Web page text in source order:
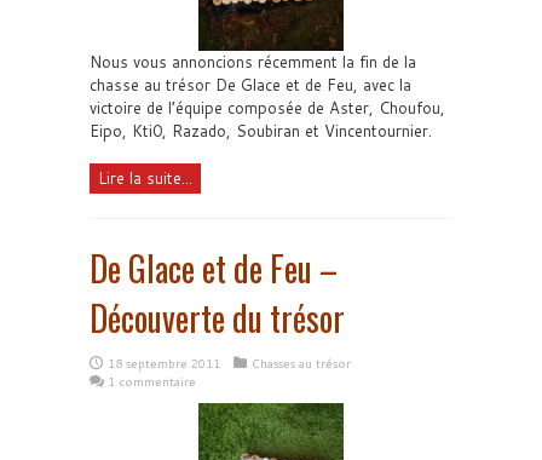
Nous vous annoncions récemment la fin de la
chasse au trésor De Glace et de Feu, avec la
victoire de l’équipe composée de Aster, Choufou,
Eipo, Kti0, Razado, Soubiran et Vincentournier.
Lire la suite...
De Glace et de Feu –
Découverte du trésor
18 septembre 2011
Chasses au trésor
1 commentaire